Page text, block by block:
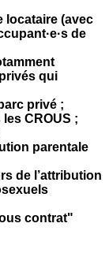
locataire (avec
de
qui
privé ;
CROUS ;
parentale
de l’attribution
contrat"